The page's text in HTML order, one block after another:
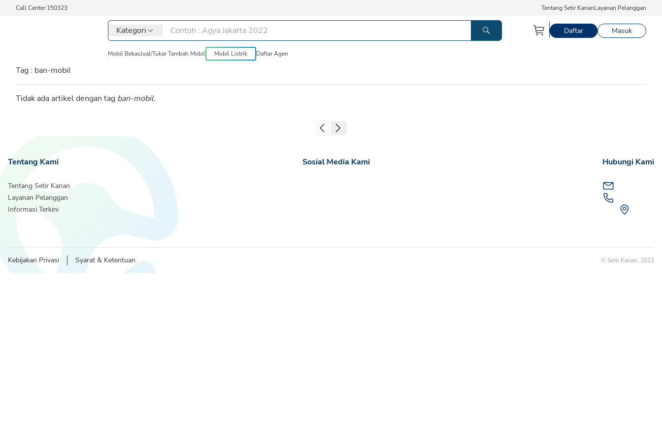
Call Center 150323 Tentang Setir KananLayanan Pelanggan
Kategori Daftar Masuk
Mobil BekasJual/Tukar Tambah Mobil Mobil Listrik Daftar Agen
Tag : ban-mobil
Tidak ada artikel dengan tag ban-mobil.
Tentang Kami
Tentang Setir Kanan
Layanan Pelanggan
Informasi Terkini
Sosial Media Kami Hubungi Kami
Kebijakan Privasi Syarat & Ketentuan © Setir Kanan, 2022